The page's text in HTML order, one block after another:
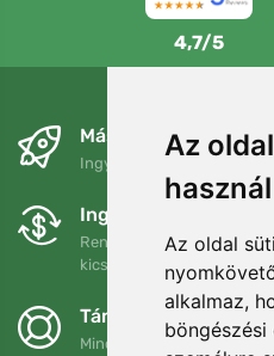
Az
használ
Az oldal
alkalmaz,
4,7/5
Másnapra és
Ingyenes szállítás a
Ingyenes csere és
Rendelését 90 napon
kicserélheti.
Támogatjuk a
Minden megrendelésért